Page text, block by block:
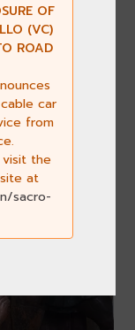
OF
(VC)
ROAD
car
from
visit the
at
sacro-